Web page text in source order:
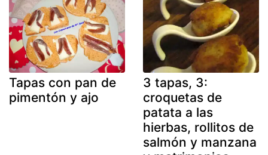
Tapas con pan de
pimentón y ajo
3 tapas, 3:
croquetas de
patata a las
hierbas, rollitos de
salmón y manzana